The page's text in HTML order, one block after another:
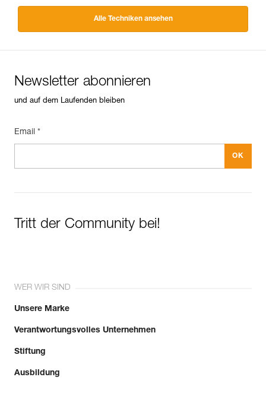
Alle Techniken ansehen
Newsletter abonnieren
und auf dem Laufenden bleiben
Email *
Tritt der Community bei!
WER WIR SIND
Unsere Marke
Verantwortungsvolles Unternehmen
Stiftung
Ausbildung